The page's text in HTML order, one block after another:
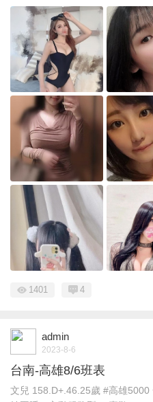
1401 4
admin
2023-8-6
台南-高雄8/6班表
文兒 158.D+.46.25歲 #高雄